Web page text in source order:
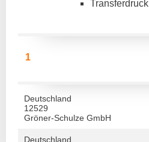
Transferdruck
1
Deutschland
12529
Gröner-Schulze GmbH
Deutschland